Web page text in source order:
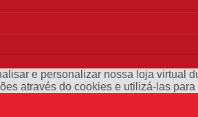
e personalizar nossa loja virtual
através do cookies e utilizá-las